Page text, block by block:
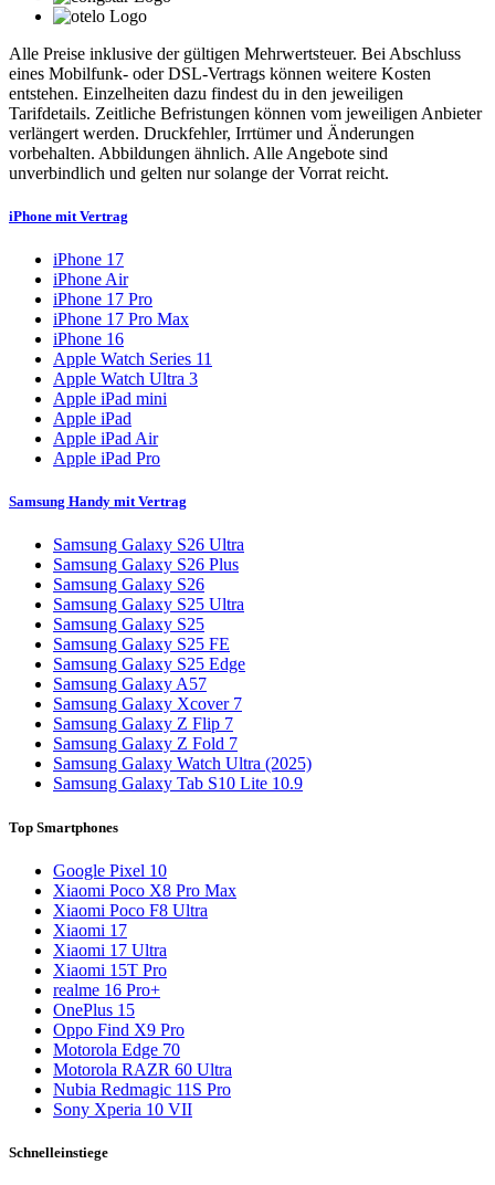
Alle Preise inklusive der gültigen Mehrwertsteuer. Bei Abschluss
eines Mobilfunk- oder DSL-Vertrags können weitere Kosten
entstehen. Einzelheiten dazu findest du in den jeweiligen
Tarifdetails. Zeitliche Befristungen können vom jeweiligen Anbieter
verlängert werden. Druckfehler, Irrtümer und Änderungen
vorbehalten. Abbildungen ähnlich. Alle Angebote sind
unverbindlich und gelten nur solange der Vorrat reicht.
iPhone mit Vertrag
iPhone 17
iPhone Air
iPhone 17 Pro
iPhone 17 Pro Max
iPhone 16
Apple Watch Series 11
Apple Watch Ultra 3
Apple iPad mini
Apple iPad
Apple iPad Air
Apple iPad Pro
Samsung Handy mit Vertrag
Samsung Galaxy S26 Ultra
Samsung Galaxy S26 Plus
Samsung Galaxy S26
Samsung Galaxy S25 Ultra
Samsung Galaxy S25
Samsung Galaxy S25 FE
Samsung Galaxy S25 Edge
Samsung Galaxy A57
Samsung Galaxy Xcover 7
Samsung Galaxy Z Flip 7
Samsung Galaxy Z Fold 7
Samsung Galaxy Watch Ultra (2025)
Samsung Galaxy Tab S10 Lite 10.9
Top Smartphones
Google Pixel 10
Xiaomi Poco X8 Pro Max
Xiaomi Poco F8 Ultra
Xiaomi 17
Xiaomi 17 Ultra
Xiaomi 15T Pro
realme 16 Pro+
OnePlus 15
Oppo Find X9 Pro
Motorola Edge 70
Motorola RAZR 60 Ultra
Nubia Redmagic 11S Pro
Sony Xperia 10 VII
Schnelleinstiege